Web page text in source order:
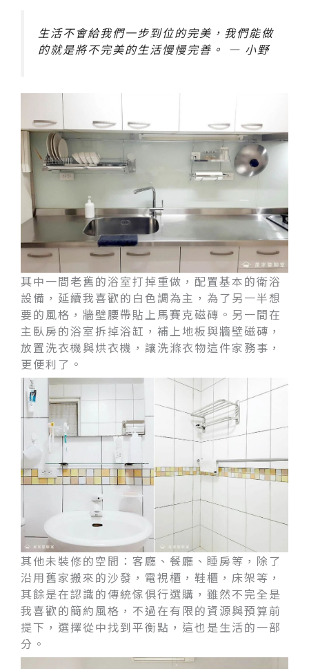
生活不會給我們一步到位的完美，我們能做
的就是將不完美的生活慢慢完善。 — 小野
其中一間老舊的浴室打掉重做，配置基本的衛浴
設備，延續我喜歡的白色調為主，為了另一半想
要的風格，牆壁腰帶貼上馬賽克磁磚。另一間在
主臥房的浴室拆掉浴缸，補上地板與牆壁磁磚，
放置洗衣機與烘衣機，讓洗滌衣物這件家務事，
更便利了。
其他未裝修的空間：客廳、餐廳、睡房等，除了
沿用舊家搬來的沙發，電視櫃，鞋櫃，床架等，
其餘是在認識的傳統傢俱行選購，雖然不完全是
我喜歡的簡約風格，不過在有限的資源與預算前
提下，選擇從中找到平衡點，這也是生活的一部
分。